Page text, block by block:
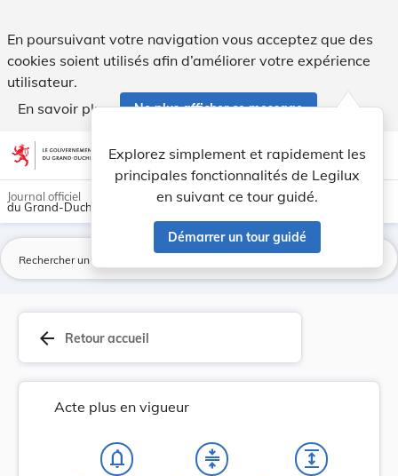
En poursuivant votre navigation vous acceptez que des
cookies soient utilisés afin d’améliorer votre expérience
utilisateur.
En savoir plus
Ne plus afficher ce message
Aller au contenu account_circle help Aide
Explorez simplement et rapidement les
principales fonctionnalités de Legilux
en suivant ce tour guidé.
Démarrer un tour guidé
light_mode dark_mode
Journal officiel
du Grand-Duché de Luxembourg
arrow_back Retour accueil
Acte plus en vigueur
notifications_none compress expand